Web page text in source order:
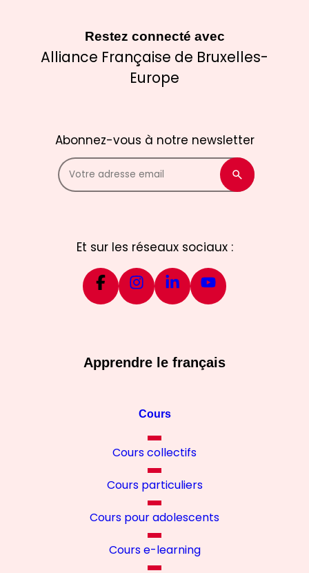
Restez connecté avec
Alliance Française de Bruxelles-
Europe
Abonnez-vous à notre newsletter
Et sur les réseaux sociaux :
Apprendre le français
Cours
Cours collectifs
Cours particuliers
Cours pour adolescents
Cours e-learning